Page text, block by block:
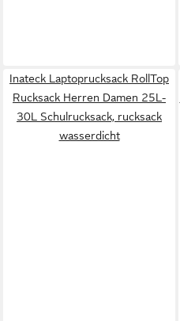
Inateck Laptoprucksack RollTop
Rucksack Herren Damen 25L-
30L Schulrucksack, rucksack
wasserdicht